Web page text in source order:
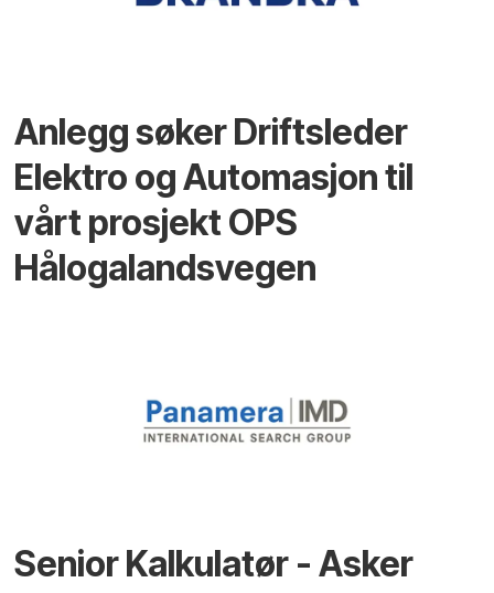
Anlegg søker Driftsleder
Elektro og Automasjon til
vårt prosjekt OPS
Hålogalandsvegen
Senior Kalkulatør - Asker